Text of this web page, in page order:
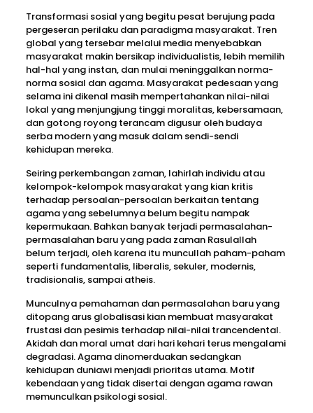
Transformasi sosial yang begitu pesat berujung pada
pergeseran perilaku dan paradigma masyarakat. Tren
global yang tersebar melalui media menyebabkan
masyarakat makin bersikap individualistis, lebih memilih
hal-hal yang instan, dan mulai meninggalkan norma-
norma sosial dan agama. Masyarakat pedesaan yang
selama ini dikenal masih mempertahankan nilai-nilai
lokal yang menjungjung tinggi moralitas, kebersamaan,
dan gotong royong terancam digusur oleh budaya
serba modern yang masuk dalam sendi-sendi
kehidupan mereka.
Seiring perkembangan zaman, lahirlah individu atau
kelompok-kelompok masyarakat yang kian kritis
terhadap persoalan-persoalan berkaitan tentang
agama yang sebelumnya belum begitu nampak
kepermukaan. Bahkan banyak terjadi permasalahan-
permasalahan baru yang pada zaman Rasulallah
belum terjadi, oleh karena itu muncullah paham-paham
seperti fundamentalis, liberalis, sekuler, modernis,
tradisionalis, sampai atheis.
Munculnya pemahaman dan permasalahan baru yang
ditopang arus globalisasi kian membuat masyarakat
frustasi dan pesimis terhadap nilai-nilai trancendental.
Akidah dan moral umat dari hari kehari terus mengalami
degradasi. Agama dinomerduakan sedangkan
kehidupan duniawi menjadi prioritas utama. Motif
kebendaan yang tidak disertai dengan agama rawan
memunculkan psikologi sosial.